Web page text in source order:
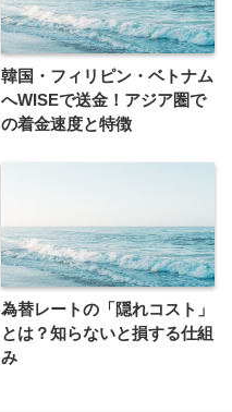
韓国・フィリピン・ベトナム
へWISEで送金！アジア圏で
の着金速度と特徴
為替レートの「隠れコスト」
とは？知らないと損する仕組
み